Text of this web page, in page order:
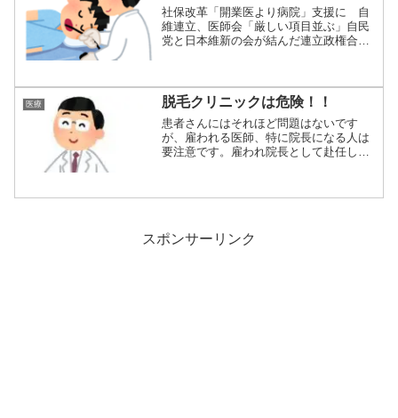
社保改革「開業医より病院」支援に 自
維連立、医師会「厳しい項目並ぶ」自民
党と日本維新の会が結んだ連立政権合意
医療 脱毛クリニックは危険！！
患者さんにはそれほど問題はないです
が、雇われる医師、特に院長になる人は
要注意です。雇われ院長として赴任しま
スポンサーリンク